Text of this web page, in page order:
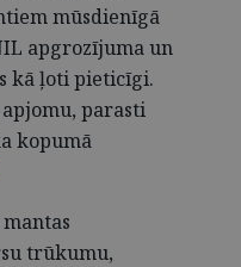
mūsdienīgā
apgrozījuma un
kā ļoti pieticīgi.
parasti
kopumā
trūkumu,